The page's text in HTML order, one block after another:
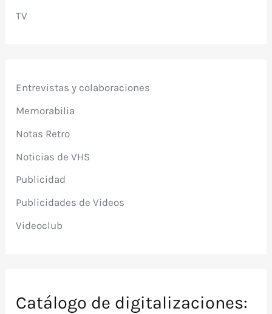
TV
Entrevistas y colaboraciones
Memorabilia
Notas Retro
Noticias de VHS
Publicidad
Publicidades de Videos
Videoclub
Catálogo de digitalizaciones: